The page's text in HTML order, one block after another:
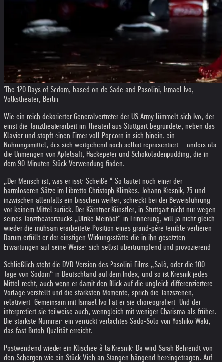
'The 120 Days of Sodom, based on de Sade and Pasolini, Ismael Ivo,
Volkstheater, Berlin
Wie ein reich dekorierter Generalvertreter der US Army lümmelt sich Ivo, der
einst die Tanztheaterarbeit im Theaterhaus Stuttgart begründete, neben das
Klavier und stopft einen Eimer voll Popcorn in sich hinein: ein
Nahrungsmittel, das sich weitgehend noch selbst repräsentiert – anders als
die Unmengen von Apfelsaft, Hackepeter und Schokoladenpudding, die in
dem 90-Minuten-Stück Verwendung ­finden.
„Der Mensch ist, was er isst: Scheiße.“ So lautet noch einer der
harmloseren Sätze im Libretto Christoph Klimkes. Johann ­Kresnik, 75 und
inzwischen allenfalls ein bisschen weißer, schreckt bei der Beweisführung
vor keinem Mittel zurück. Der Kärntner Künstler, in Stuttgart nicht nur wegen
seines Tanztheaterstücks „Ulrike Meinhof“ in Erinnerung, will ja nicht gleich
wieder die mühsam erarbeitete Position eines grand-père terrible verlieren.
Darum erfüllt er der einstigen Wirkungsstätte die in ihn gesetzten
Erwartungen auf seine Weise: sich selbst übertrumpfend und provozierend.
Schließlich steht die DVD-Version des ­Pasolini-Films „Salò, oder die 100
Tage von Sodom“ in Deutschland auf dem Index, und so ist Kresnik jedes
Mittel recht, auch wenn er damit den Blick auf die ungleich differenziertere
Vorlage verstellt und die stärksten Momente, sprich die Tanzszenen,
relativiert. Gemeinsam mit Ismael Ivo hat er sie choreografiert. Und der
interpretiert sie teilweise auch, wenngleich mit weniger Charisma als früher.
Die ­stärkste Nummer: ein verrückt verlachtes Sado-Solo von Yoshiko Waki,
das fast Butoh-Qualität erreicht.
Postwendend wieder ein Klischee à la Kresnik: Da wird Sarah Behrendt von
den Schergen wie ein Stück Vieh an Stangen hängend hereingetragen. Auf